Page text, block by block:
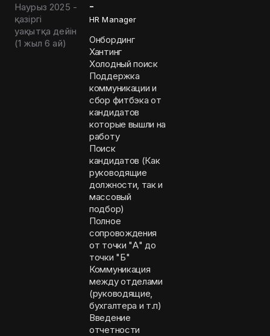
Наурыз 2025 -
қазіргі
уақытқа дейін
(1 жыл 6 ай)
-
HR Manager
Онбординг
Хантинг
Холодный поиск
Поддержка
коммуникации и
сбор фитбэка от
кандидатов
которые вышли на
работу
Поиск
кандидатов (Как
руководящие
должности, так и
массовый
подбор)
Полное
сопровождения
от точки "А" до
точки "Б"
Коммуникация
между отделами
(руководящие,
бухгалтера и т.п)
Введение
отчетности